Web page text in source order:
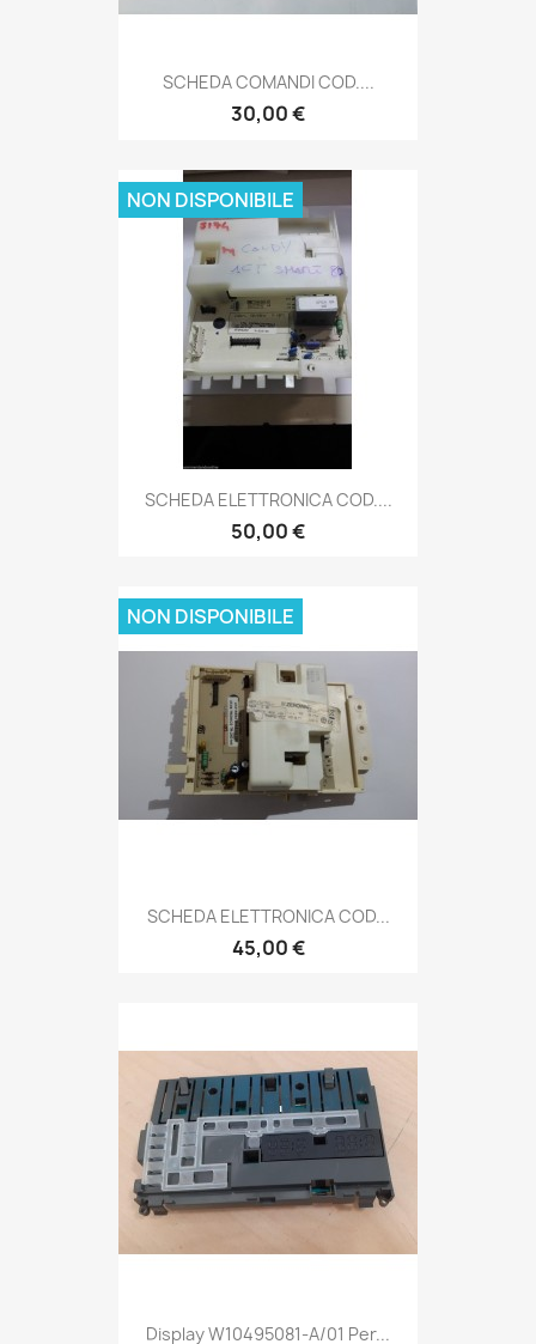
SCHEDA COMANDI COD....
30,00 €
SCHEDA ELETTRONICA COD....
50,00 €
NON DISPONIBILE
SCHEDA ELETTRONICA COD...
45,00 €
NON DISPONIBILE
Display W10495081-A/01 Per...